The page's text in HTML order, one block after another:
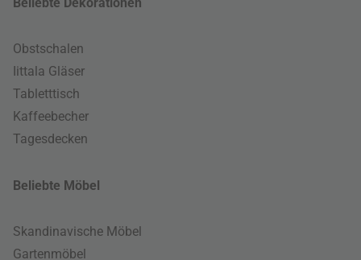
Obstschalen
Iittala Gläser
Tabletttisch
Kaffeebecher
Tagesdecken
Beliebte Möbel
Skandinavische Möbel
Gartenmöbel